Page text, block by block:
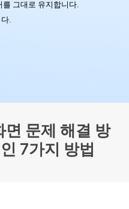
제공
및 최
를 그대로 유지합니다.
.
문제 해결 방
7가지 방법